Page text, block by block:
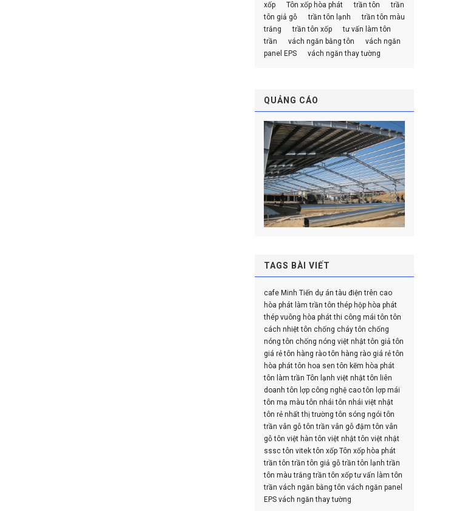
xốp
Tôn xốp hòa phát trần tôn
trần
tôn giả gỗ
trần tôn lạnh
trần tôn màu
trắng
trần tôn xốp
tư vấn làm tôn
trần
vách ngăn bằng tôn
vách ngăn
panel EPS
vách ngăn thay tường
QUẢNG CÁO
TAGS BÀI VIẾT
cafe Minh Tiến dự án tàu điện trên cao
hòa phát làm trần tôn thép hộp hòa phát
thép vuông hòa phát thi công mái tôn tôn
cách nhiệt tôn chống cháy tôn chống
nóng tôn chống nóng việt nhật tôn giả tôn
giá rẻ tôn hàng rào tôn hàng rào giá rẻ tôn
hòa phát tôn hoa sen tôn kẽm hòa phát
tôn làm trần Tôn lạnh việt nhật tôn liên
doanh tôn lợp công nghệ cao tôn lợp mái
tôn mạ màu tôn nhái tôn nhái việt nhật
tôn rẻ nhất thị trường tôn sóng ngói tôn
trần vân gỗ tôn trần vân gỗ đậm tôn vân
gỗ tôn việt hàn tôn việt nhật tôn việt nhật
sssc tôn vitek tôn xốp Tôn xốp hòa phát
trần tôn trần tôn giả gỗ trần tôn lạnh trần
tôn màu trắng trần tôn xốp tư vấn làm tôn
trần vách ngăn bằng tôn vách ngăn panel
EPS vách ngăn thay tường